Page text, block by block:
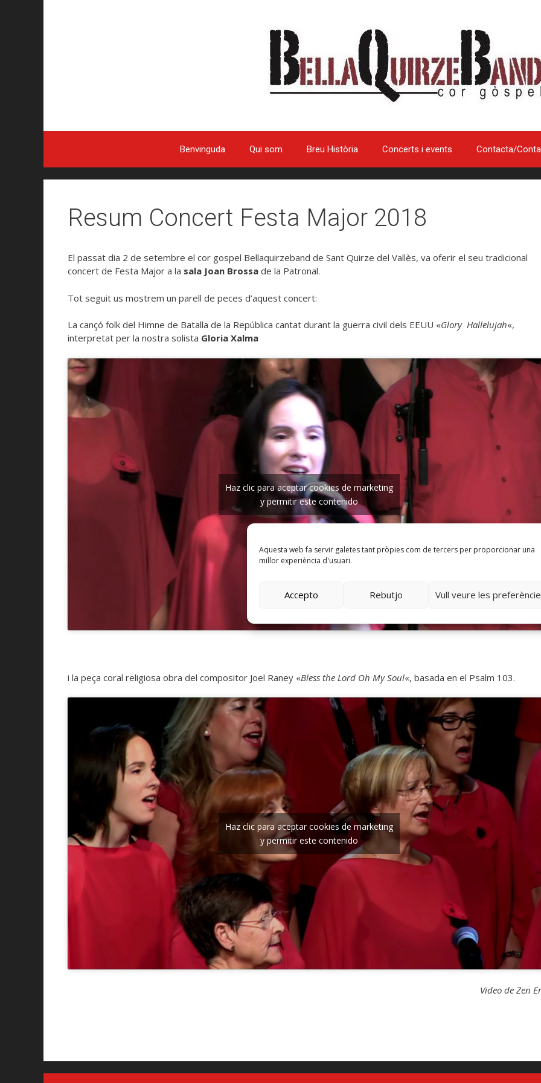
Aquesta web fa servir galetes tant pròpies com de tercers per proporcionar una
millor experiència d'usuari.
Accepto Rebutjo Vull veure les
Benvinguda Qui som Breu Història Concerts i events Contacta/
Resum Concert Festa Major 2018
El passat dia 2 de setembre el cor gospel Bellaquirzeband de Sant Quirze del Vallès, va oferir el seu tradicional
concert de Festa Major a la sala Joan Brossa de la Patronal.
Tot seguit us mostrem un parell de peces d’aquest concert:
La cançó folk del Himne de Batalla de la República cantat durant la guerra civil dels EEUU «Glory Hallelujah«,
interpretat per la nostra solista Gloria Xalma
Haz clic para aceptar cookies de marketing
y permitir este contenido
i la peça coral religiosa obra del compositor Joel Raney «Bless the Lord Oh My Soul«, basada en el Psalm 103.
Haz clic para aceptar cookies de marketing
y permitir este contenido
Video de Zen